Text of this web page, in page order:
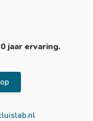
jaar ervaring.